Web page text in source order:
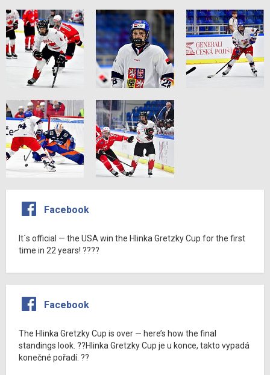
Facebook
It´s official — the USA win the Hlinka Gretzky Cup for the first
time in 22 years! ????
Facebook
The Hlinka Gretzky Cup is over — here’s how the final
standings look. ??Hlinka Gretzky Cup je u konce, takto vypadá
konečné pořadí. ??